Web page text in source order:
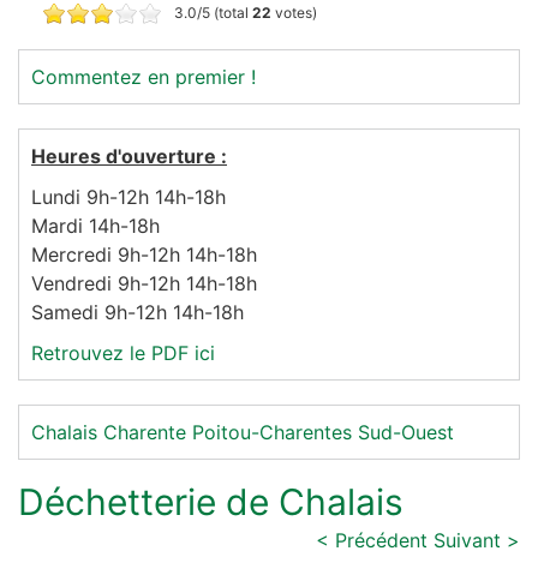
3.0/5 (total 22 votes)
Commentez en premier !
Heures d'ouverture :
Lundi 9h-12h 14h-18h
Mardi 14h-18h
Mercredi 9h-12h 14h-18h
Vendredi 9h-12h 14h-18h
Samedi 9h-12h 14h-18h
Retrouvez le PDF ici
Chalais Charente Poitou-Charentes Sud-Ouest
Déchetterie de Chalais
< Précédent Suivant >